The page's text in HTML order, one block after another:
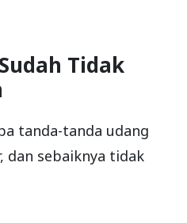
Tidak
tanda-tanda udang
dan sebaiknya tidak